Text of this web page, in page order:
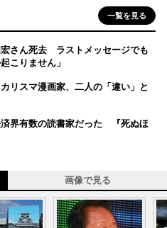
一覧を見る
さん死去 ラストメッセージでも
こりません」
リスマ漫画家、二人の「違い」と
界有数の読書家だった 『死ぬほ
画像で見る